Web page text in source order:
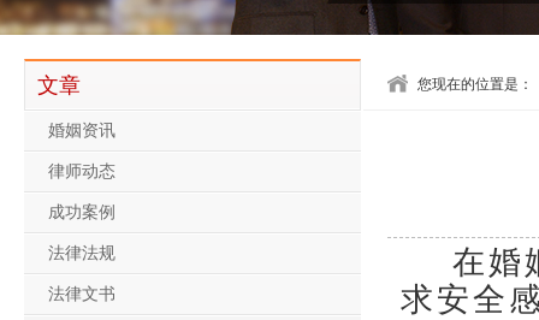
文章
婚姻资讯
律师动态
成功案例
法律法规
法律文书
您现在的位置是：
在婚
求安全